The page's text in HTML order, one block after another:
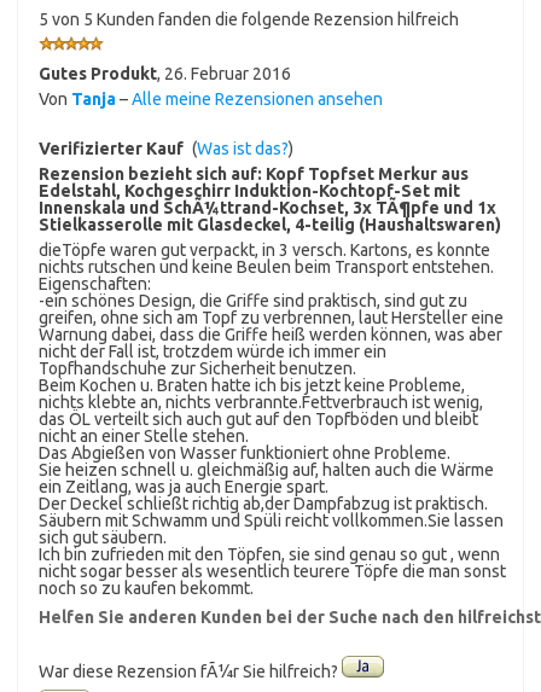
5 von 5 Kunden fanden die folgende Rezension hilfreich
Gutes Produkt, 26. Februar 2016
Von Tanja–Alle meine Rezensionen ansehen
Verifizierter Kauf (Was ist das?)
Rezension bezieht sich auf: Kopf Topfset Merkur aus
Edelstahl, Kochgeschirr Induktion-Kochtopf-Set mit
Innenskala und SchÃ¼ttrand-Kochset, 3x TÃ¶pfe und 1x
Stielkasserolle mit Glasdeckel, 4-teilig (Haushaltswaren)
dieTöpfe waren gut verpackt, in 3 versch. Kartons, es konnte
nichts rutschen und keine Beulen beim Transport entstehen.
Eigenschaften:
-ein schönes Design, die Griffe sind praktisch, sind gut zu
greifen, ohne sich am Topf zu verbrennen, laut Hersteller eine
Warnung dabei, dass die Griffe heiß werden können, was aber
nicht der Fall ist, trotzdem würde ich immer ein
Topfhandschuhe zur Sicherheit benutzen.
Beim Kochen u. Braten hatte ich bis jetzt keine Probleme,
nichts klebte an, nichts verbrannte.Fettverbrauch ist wenig,
das ÖL verteilt sich auch gut auf den Topfböden und bleibt
nicht an einer Stelle stehen.
Das Abgießen von Wasser funktioniert ohne Probleme.
Sie heizen schnell u. gleichmäßig auf, halten auch die Wärme
ein Zeitlang, was ja auch Energie spart.
Der Deckel schließt richtig ab,der Dampfabzug ist praktisch.
Säubern mit Schwamm und Spüli reicht vollkommen.Sie lassen
sich gut säubern.
Ich bin zufrieden mit den Töpfen, sie sind genau so gut , wenn
nicht sogar besser als wesentlich teurere Töpfe die man sonst
noch so zu kaufen bekommt.
Helfen Sie anderen Kunden bei der Suche nach den
War diese Rezension fÃ¼r Sie hilfreich?